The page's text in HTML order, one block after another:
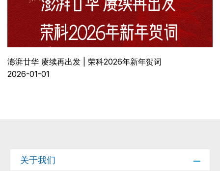
澎湃廿华 赓续再出发 | 荣科2026年新年贺词
2026-01-01
关于我们